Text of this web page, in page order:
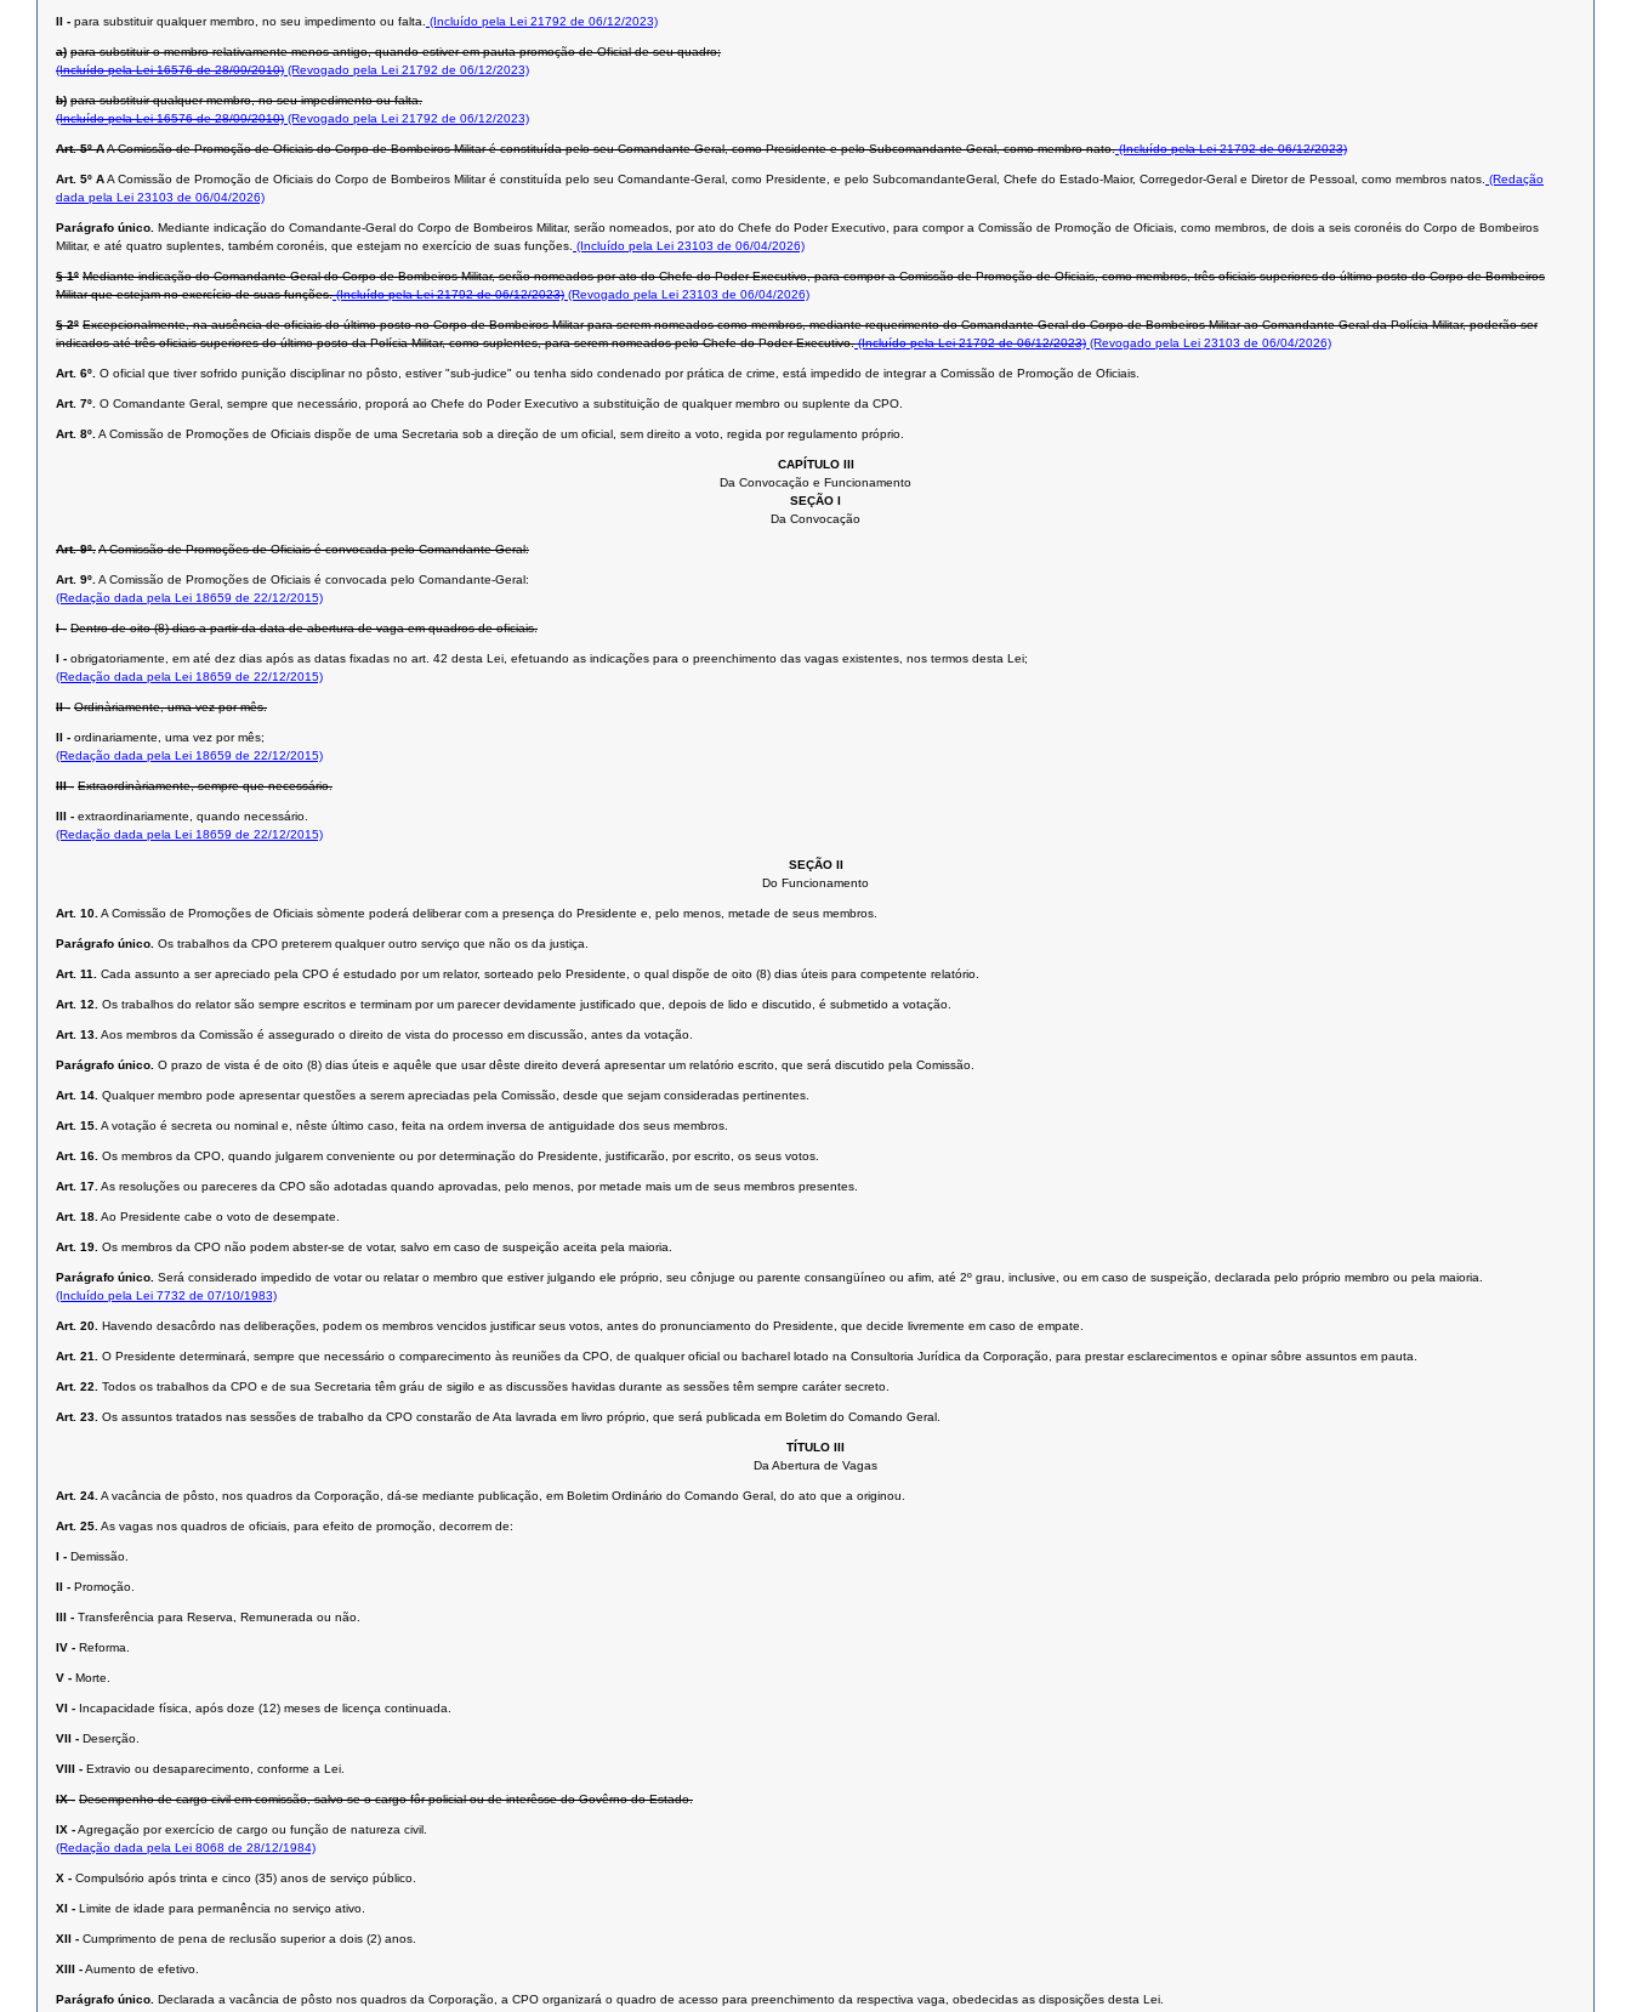
II - para substituir qualquer membro, no seu impedimento ou falta. (Incluído pela Lei 21792 de 06/12/2023)
a) para substituir o membro relativamente menos antigo, quando estiver em pauta promoção de Oficial de seu quadro;
(Incluído pela Lei 16576 de 28/09/2010) (Revogado pela Lei 21792 de 06/12/2023)
b) para substituir qualquer membro, no seu impedimento ou falta.
(Incluído pela Lei 16576 de 28/09/2010) (Revogado pela Lei 21792 de 06/12/2023)
Art. 5º AA Comissão de Promoção de Oficiais do Corpo de Bombeiros Militar é constituída pelo seu Comandante-Geral, como Presidente e pelo Subcomandante-Geral, como membro nato.(Incluído pela Lei 21792 de 06/12/2023)
Art. 5º AA Comissão de Promoção de Oficiais do Corpo de Bombeiros Militar é constituída pelo seu Comandante-Geral, como Presidente, e pelo SubcomandanteGeral, Chefe do Estado-Maior, Corregedor-Geral e Diretor de Pessoal, como membros natos. (Redação
dada pela Lei 23103 de 06/04/2026)
Parágrafo único. Mediante indicação do Comandante-Geral do Corpo de Bombeiros Militar, serão nomeados, por ato do Chefe do Poder Executivo, para compor a Comissão de Promoção de Oficiais, como membros, de dois a seis coronéis do Corpo de Bombeiros
Militar, e até quatro suplentes, também coronéis, que estejam no exercício de suas funções. (Incluído pela Lei 23103 de 06/04/2026)
§ 1º Mediante indicação do Comandante-Geral do Corpo de Bombeiros Militar, serão nomeados por ato do Chefe do Poder Executivo, para compor a Comissão de Promoção de Oficiais, como membros, três oficiais superiores do último posto do Corpo de Bombeiros
Militar que estejam no exercício de suas funções.(Incluído pela Lei 21792 de 06/12/2023) (Revogado pela Lei 23103 de 06/04/2026)
§ 2º Excepcionalmente, na ausência de oficiais do último posto no Corpo de Bombeiros Militar para serem nomeados como membros, mediante requerimento do Comandante-Geral do Corpo de Bombeiros Militar ao Comandante-Geral da Polícia Militar, poderão ser
indicados até três oficiais superiores do último posto da Polícia Militar, como suplentes, para serem nomeados pelo Chefe do Poder Executivo.(Incluído pela Lei 21792 de 06/12/2023) (Revogado pela Lei 23103 de 06/04/2026)
Art. 6º. O oficial que tiver sofrido punição disciplinar no pôsto, estiver "sub-judice" ou tenha sido condenado por prática de crime, está impedido de integrar a Comissão de Promoção de Oficiais.
Art. 7º. O Comandante Geral, sempre que necessário, proporá ao Chefe do Poder Executivo a substituição de qualquer membro ou suplente da CPO.
Art. 8º. A Comissão de Promoções de Oficiais dispõe de uma Secretaria sob a direção de um oficial, sem direito a voto, regida por regulamento próprio.
CAPÍTULO III
Da Convocação e Funcionamento
SEÇÃO I
Da Convocação
Art. 9º.A Comissão de Promoções de Oficiais é convocada pelo Comandante Geral:
Art. 9º. A Comissão de Promoções de Oficiais é convocada pelo Comandante-Geral:
(Redação dada pela Lei 18659 de 22/12/2015)
I - Dentro de oito (8) dias a partir da data de abertura de vaga em quadros de oficiais.
I - obrigatoriamente, em até dez dias após as datas fixadas no art. 42 desta Lei, efetuando as indicações para o preenchimento das vagas existentes, nos termos desta Lei;
(Redação dada pela Lei 18659 de 22/12/2015)
II - Ordinàriamente, uma vez por mês.
II - ordinariamente, uma vez por mês;
(Redação dada pela Lei 18659 de 22/12/2015)
III - Extraordinàriamente, sempre que necessário.
III - extraordinariamente, quando necessário.
(Redação dada pela Lei 18659 de 22/12/2015)
SEÇÃO II
Do Funcionamento
Art. 10. A Comissão de Promoções de Oficiais sòmente poderá deliberar com a presença do Presidente e, pelo menos, metade de seus membros.
Parágrafo único. Os trabalhos da CPO preterem qualquer outro serviço que não os da justiça.
Art. 11. Cada assunto a ser apreciado pela CPO é estudado por um relator, sorteado pelo Presidente, o qual dispõe de oito (8) dias úteis para competente relatório.
Art. 12. Os trabalhos do relator são sempre escritos e terminam por um parecer devidamente justificado que, depois de lido e discutido, é submetido a votação.
Art. 13. Aos membros da Comissão é assegurado o direito de vista do processo em discussão, antes da votação.
Parágrafo único. O prazo de vista é de oito (8) dias úteis e aquêle que usar dêste direito deverá apresentar um relatório escrito, que será discutido pela Comissão.
Art. 14. Qualquer membro pode apresentar questões a serem apreciadas pela Comissão, desde que sejam consideradas pertinentes.
Art. 15. A votação é secreta ou nominal e, nêste último caso, feita na ordem inversa de antiguidade dos seus membros.
Art. 16. Os membros da CPO, quando julgarem conveniente ou por determinação do Presidente, justificarão, por escrito, os seus votos.
Art. 17. As resoluções ou pareceres da CPO são adotadas quando aprovadas, pelo menos, por metade mais um de seus membros presentes.
Art. 18. Ao Presidente cabe o voto de desempate.
Art. 19. Os membros da CPO não podem abster-se de votar, salvo em caso de suspeição aceita pela maioria.
Parágrafo único. Será considerado impedido de votar ou relatar o membro que estiver julgando ele próprio, seu cônjuge ou parente consangüíneo ou afim, até 2º grau, inclusive, ou em caso de suspeição, declarada pelo próprio membro ou pela maioria.
(Incluído pela Lei 7732 de 07/10/1983)
Art. 20. Havendo desacôrdo nas deliberações, podem os membros vencidos justificar seus votos, antes do pronunciamento do Presidente, que decide livremente em caso de empate.
Art. 21. O Presidente determinará, sempre que necessário o comparecimento às reuniões da CPO, de qualquer oficial ou bacharel lotado na Consultoria Jurídica da Corporação, para prestar esclarecimentos e opinar sôbre assuntos em pauta.
Art. 22. Todos os trabalhos da CPO e de sua Secretaria têm gráu de sigilo e as discussões havidas durante as sessões têm sempre caráter secreto.
Art. 23. Os assuntos tratados nas sessões de trabalho da CPO constarão de Ata lavrada em livro próprio, que será publicada em Boletim do Comando Geral.
TÍTULO III
Da Abertura de Vagas
Art. 24. A vacância de pôsto, nos quadros da Corporação, dá-se mediante publicação, em Boletim Ordinário do Comando Geral, do ato que a originou.
Art. 25. As vagas nos quadros de oficiais, para efeito de promoção, decorrem de:
I - Demissão.
II - Promoção.
III - Transferência para Reserva, Remunerada ou não.
IV - Reforma.
V - Morte.
VI - Incapacidade física, após doze (12) meses de licença continuada.
VII - Deserção.
VIII - Extravio ou desaparecimento, conforme a Lei.
IX - Desempenho de cargo civil em comissão, salvo se o cargo fôr policial ou de interêsse do Govêrno do Estado.
IX -Agregação por exercício de cargo ou função de natureza civil.
(Redação dada pela Lei 8068 de 28/12/1984)
X - Compulsório após trinta e cinco (35) anos de serviço público.
XI - Limite de idade para permanência no serviço ativo.
XII - Cumprimento de pena de reclusão superior a dois (2) anos.
XIII -Aumento de efetivo.
Parágrafo único. Declarada a vacância de pôsto nos quadros da Corporação, a CPO organizará o quadro de acesso para preenchimento da respectiva vaga, obedecidas as disposições desta Lei.